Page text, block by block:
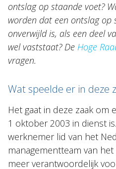
ontslag op staande voet?
worden dat een ontslag op
onverwijld is, als een deel
wel vaststaat? De Hoge
vragen.
Wat speelde er in deze
Het gaat in deze zaak om
1 oktober 2003 in dienst
werknemer lid van het
managementteam van
meer verantwoordelijk